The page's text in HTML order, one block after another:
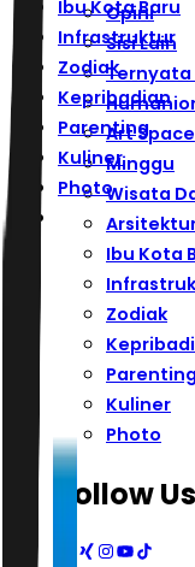
Ibu Kota Baru
Infrastruktur
Zodiak
Kepribadian
Parenting
Kuliner
Photo
Opini
Sisi Lain
Ternyata
Art Space
Minggu
Wisata
Ibu Kota
Zodiak
Parenting
Kuliner
Photo
Follow Us